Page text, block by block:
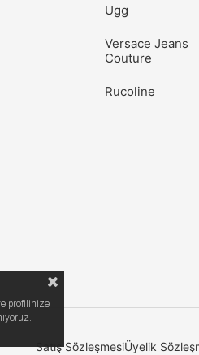
Ugg
Versace Jeans
Couture
Rucoline
Satış SözleşmesiÜyelik
profilinize